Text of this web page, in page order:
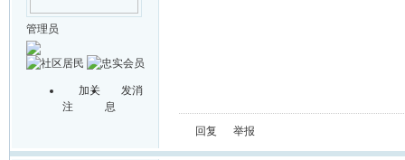
管理员
加关
注
发消
息
回复 举报